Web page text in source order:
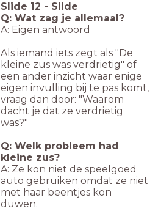
Slide 12 - Slide
Q: Wat zag je allemaal?
A: Eigen antwoord
Als iemand iets zegt als "De
kleine zus was verdrietig" of
een ander inzicht waar enige
eigen invulling bij te pas komt,
vraag dan door: "Waarom
dacht je dat ze verdrietig
was?"
Q: Welk probleem had
kleine zus?
A: Ze kon niet de speelgoed
auto gebruiken omdat ze niet
met haar beentjes kon
duwen.